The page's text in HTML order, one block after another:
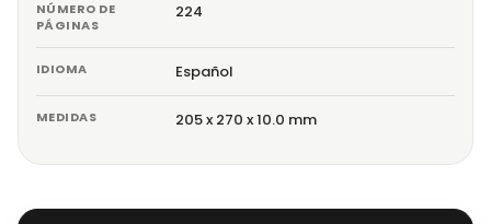
NÚMERO DE
PÁGINAS
224
IDIOMA Español
MEDIDAS 205 x 270 x 10.0 mm